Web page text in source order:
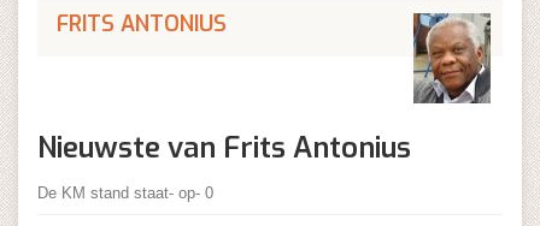
FRITS ANTONIUS
Nieuwste van Frits Antonius
De KM stand staat- op- 0